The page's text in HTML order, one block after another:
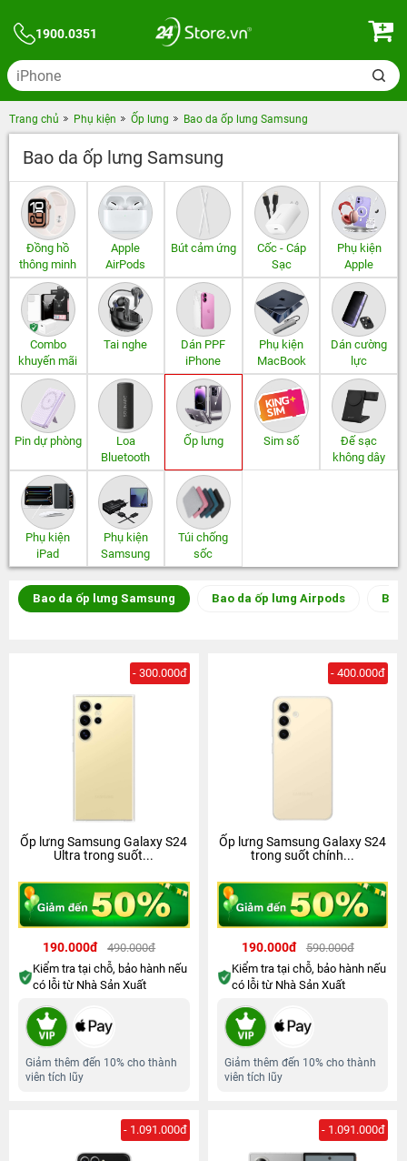
1900.0351
Trang chủ Phụ kiện Ốp lưng Bao da ốp lưng Samsung
Bao da ốp lưng Samsung
Đồng hồ
thông minh
Apple
AirPods
Bút cảm ứng
Cốc - Cáp
Sạc
Phụ kiện
Apple
Combo
khuyến mãi
Tai nghe
Dán PPF
iPhone
Phụ kiện
MacBook
Dán cường
lực
Pin dự phòng
Loa
Bluetooth
Ốp lưng Sim số
Đế sạc
không dây
Phụ kiện
iPad
Phụ kiện
Samsung
Túi chống
sốc
Bao da ốp lưng Samsung Bao da ốp lưng Airpods
- 300.000đ
Ốp lưng Samsung Galaxy S24
Ultra trong suốt...
190.000đ
490.000đ
Kiểm tra tại chỗ, bảo hành nếu
có lỗi từ Nhà Sản Xuất
Giảm thêm đến 10% cho thành
viên tích lũy
- 400.000đ
Ốp lưng Samsung Galaxy S24
trong suốt chính...
190.000đ
590.000đ
Kiểm tra tại chỗ, bảo hành nếu
có lỗi từ Nhà Sản Xuất
Giảm thêm đến 10% cho thành
viên tích lũy
- 1.091.000đ - 1.091.000đ